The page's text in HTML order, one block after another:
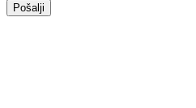
Pošalji